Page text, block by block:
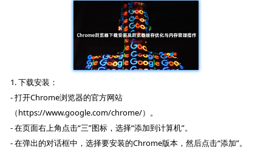
1. 下载安装：
- 打开Chrome浏览器的官方网站
（https://www.google.com/chrome/）。
- 在页面右上角点击“三”图标，选择“添加到计算机”。
- 在弹出的对话框中，选择要安装的Chrome版本，然后点击“添加”。